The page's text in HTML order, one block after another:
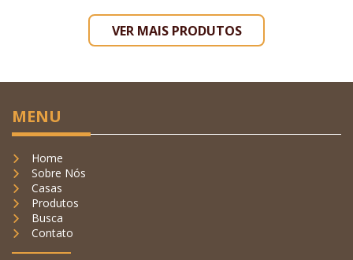
VER MAIS PRODUTOS
MENU
Home
Sobre Nós
Casas
Produtos
Busca
Contato